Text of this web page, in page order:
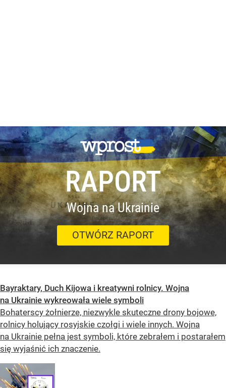
RAPORT
Wojna na Ukrainie
OTWÓRZ RAPORT
Bayraktary, Duch Kijowa i kreatywni rolnicy. Wojna
na Ukrainie wykreowała wiele symboli
Bohaterscy żołnierze, niezwykle skuteczne drony bojowe,
rolnicy holujący rosyjskie czołgi i wiele innych. Wojna
na Ukrainie pełna jest symboli, które zebrałem i postarałem
się wyjaśnić ich znaczenie.